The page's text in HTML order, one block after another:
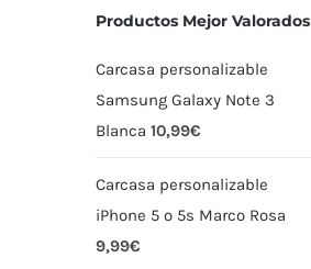
Productos Mejor Valorados
Carcasa personalizable
Samsung Galaxy Note 3
Blanca 10,99€
Carcasa personalizable
iPhone 5 o 5s Marco Rosa
9,99€